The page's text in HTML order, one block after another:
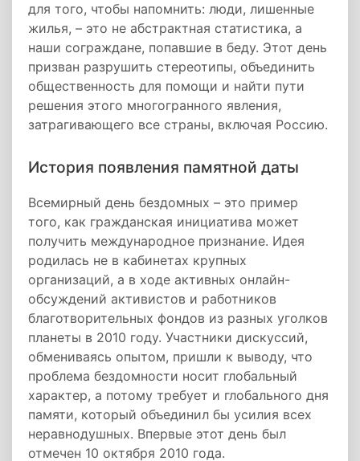
для того, чтобы напомнить: люди, лишенные
жилья, – это не абстрактная статистика, а
наши сограждане, попавшие в беду. Этот день
призван разрушить стереотипы, объединить
общественность для помощи и найти пути
решения этого многогранного явления,
затрагивающего все страны, включая Россию.
История появления памятной даты
Всемирный день бездомных – это пример
того, как гражданская инициатива может
получить международное признание. Идея
родилась не в кабинетах крупных
организаций, а в ходе активных онлайн-
обсуждений активистов и работников
благотворительных фондов из разных уголков
планеты в 2010 году. Участники дискуссий,
обмениваясь опытом, пришли к выводу, что
проблема бездомности носит глобальный
характер, а потому требует и глобального дня
памяти, который объединил бы усилия всех
неравнодушных. Впервые этот день был
отмечен 10 октября 2010 года.